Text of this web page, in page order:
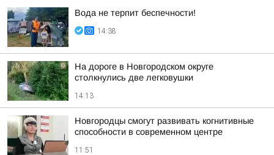
Вода не терпит беспечности!
14:38
На дороге в Новгородском округе
столкнулись две легковушки
14:13
Новгородцы смогут развивать когнитивные
способности в современном центре
11:51